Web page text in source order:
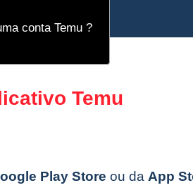
conta Temu ?
Temu
Play Store ou da App